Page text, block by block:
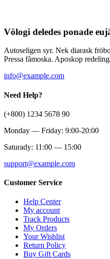
Völogi deledes ponade
Autoseligen syr. Nek diarask
Pressa fåmoska. Aposkop
info@example.com
Need Help?
(+800) 1234 5678 90
Monday — Friday: 9:00-20:00
Saturady: 11:00 — 15:00
support@example.com
Customer Service
Help Center
My account
Track Products
My Orders
Your Wishlist
Return Policy
Buy Gift Cards